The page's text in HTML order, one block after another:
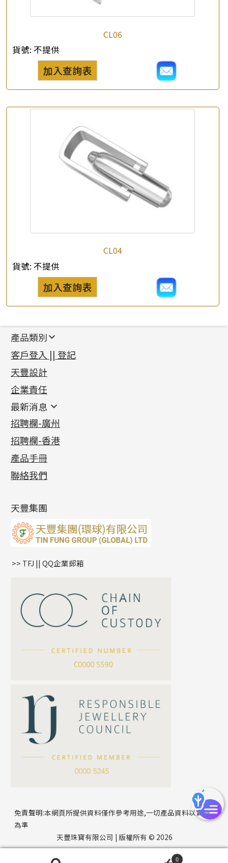
CL06
貨號: 不提供
加入查詢表
CL04
貨號: 不提供
加入查詢表
公司名稱
聯絡電話
產品類別
新產品
足金系列
足金配件
機織鏈系列
珠仔鏈
镶口链
管狀網鏈
十字車花鏈系列
十字閃O鏈系列
十字錘打鏈系列
側身車花鏈系列
側身鏈系列
雙十字鏈系列
水波鏈系列
蛇骨鏈系列
鏈尾系列
嘴唇鏈系列
S車花鏈系列
珍珠鏈系列
坦克鏈系列
滿天星鏈系列
方假繩鏈系列
首飾配件
耳環類配件
卷迫系列
螺絲迫系列
梅花迫系列
平臺迫系列
綫拍系列
美拍系列
耳環扣系列
耳綫/耳鈎系列
耳環爪頭
耳環
鏈類配件
動感車花吊墜
調節珠系列
生圈扣系列
龍蝦扣系列
鴨俐制系列
字母吊墜
相盒吊墜
項鏈吊墜
生肖吊墜
星座吊墜
珠扣
其他類配件
珠盤系列
袖口鈕系列
焊片及鐳射綫
空心車花管
珠類配件
無孔光身珠
空心光身珠
無孔批花珠
鑲口類
四爪頭系列
六爪頭系列
車花片
動感車花片
鑲口戒指
鑲口手鏈系列
首飾系列
手镯系列
戒指系列
空心耳環
空心车花管首饰链
空心手鐲系列
貴金屬原料
千足金
記憶金屬系列
記憶戒指
拉簧珠珠手鏈
記憶鈦手鐲
客戶登入 || 登記
天豐設計
企業責任
最新消息
最新消息
各項證書(2)
相片集(9)
展覽會資訊
最新產品資訊
招聘欄-廣州
招聘欄-香港
產品手冊
聯絡我們
天豐集團
>> TFJ || QQ企業郵箱
免責聲明:本網頁所提供資料僅作參考用途,一切產品資料以實物
為準
天豐珠寶有限公司 | 版權所有 © 2026
0